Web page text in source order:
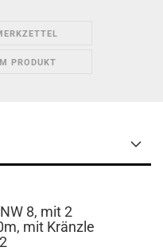
PRODUKT
8, mit 2
mit Kränzle